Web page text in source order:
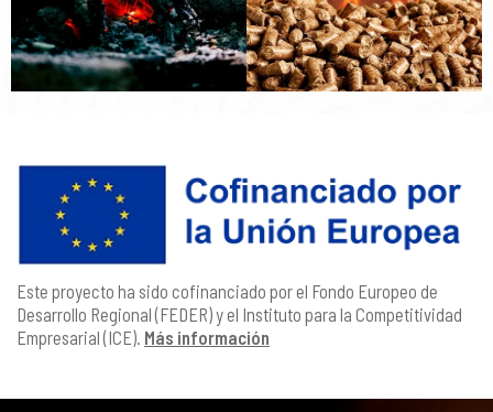
Este proyecto ha sido cofinanciado por el Fondo Europeo de
Desarrollo Regional (FEDER) y el Instituto para la Competitividad
Empresarial (ICE). Más información